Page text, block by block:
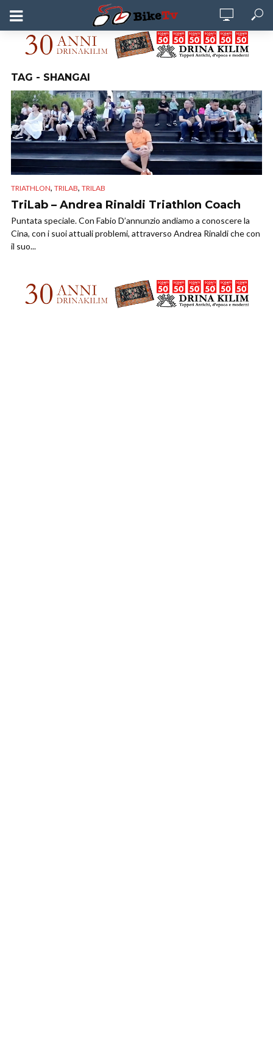
TAG - SHANGAI
TRIATHLON, TRILAB, TRILAB
TriLab – Andrea Rinaldi Triathlon Coach
Puntata speciale. Con Fabio D’annunzio andiamo a conoscere la
Cina, con i suoi attuali problemi, attraverso Andrea Rinaldi che con
il suo...